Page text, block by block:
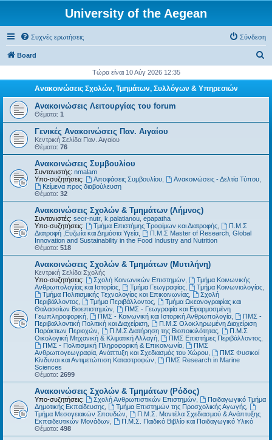
University of the Aegean
Συχνές ερωτήσεις Σύνδεση
Board
ζ
σ
Τώρα είναι 10 Αύγ 2026 12:35
Ανακοινώσεις Σχολών, Τμημάτων, Συλλόγων & Υπηρεσιών
Ανακοινώσεις Λειτουργίας του forum
Θέματα: 1
Γενικές Ανακοινώσεις Παν. Αιγαίου
Κεντρική Σελίδα Παν. Αιγαίου
Θέματα: 76
Ανακοινώσεις Συμβουλίου
Συντονιστής: nmalam
Υπο-συζητήσεις:
Αποφάσεις Συμβουλίου, Ανακοινώσεις - Δελτία Τύπου,
Kείμενα προς διαβούλευση
Θέματα: 32
Ανακοινώσεις Σχολών & Τμημάτων (Λήμνος)
Συντονιστές: secr-nutr k.palatianou epapatha
Υπο-συζητήσεις:
Τμήμα Επιστήμης Τροφίμων και Διατροφής,
Π.Μ.Σ
Διατροφή ,Ευζωία και Δημόσια Υγεία
Π.Μ.Σ Master of Research, Global
Innovation and Sustainability in the Food Industry and Nutrition
Θέματα: 518
Ανακοινώσεις Σχολών & Τμημάτων (Μυτιλήνη)
Κεντρική Σελίδα Σχολής
Υπο-συζητήσεις:
Σχολή Κοινωνικών Επιστημών
Τμήμα Κοινωνικής
Ανθρωπολογίας και Ιστορίας
Τμήμα Γεωγραφίας, Τμήμα Κοινωνιολογίας,
Τμήμα Πολιτισμικής Τεχνολογίας και Επικοινωνίας,
Σχολή
Περιβάλλοντος
Τμήμα Περιβάλλοντος,
Τμήμα Ωκεανογραφίας και
Θαλασσίων Βιοεπιστημών
ΠΜΣ - Γεωγραφία και Εφαρμοσμένη
Γεωπληροφορική
ΠΜΣ - Κοινωνική και Ιστορική Ανθρωπολογία,
ΠΜΣ -
Περιβαλλοντική Πολιτική και Διαχείριση
Π.Μ.Σ Ολοκληρωμένη Διαχείριση
Παράκτιων Περιοχών
Π.Μ.Σ Διατήρηση της Βιοποικιλότητας,
Π.Μ.Σ
Οικολογική Μηχανική & Κλιματική Αλλαγή
ΠΜΣ Επιστήμες Περιβάλλοντος,
ΠΜΣ - Πολιτισμική Πληροφορική & Επικοινωνία,
ΠΜΣ
Ανθρωπογεωγραφία, Ανάπτυξη και Σχεδιασμός του Χώρου
ΠΜΣ Φυσικοί
Κίνδυνοι και Αντιμετώπιση Καταστροφών
ΠΜΣ Research in Marine
Sciences
Θέματα: 2699
Ανακοινώσεις Σχολών & Τμημάτων (Ρόδος)
Υπο-συζητήσεις: Σχολή Ανθρωπιστικών Επιστημών
Παιδαγωγικό Τμήμα
Δημοτικής Εκπαίδευσης
Τμήμα Επιστημών της Προσχολικής Αγωγής,
Τμήμα Μεσογειακών Σπουδών
Π.Μ.Σ. Μοντέλα Σχεδιασμού & Ανάπτυξης
Εκπαιδευτικών Μονάδων
Π.Μ.Σ. Παιδικό Βιβλίο και Παιδαγωγικό Υλικό
Θέματα: 498